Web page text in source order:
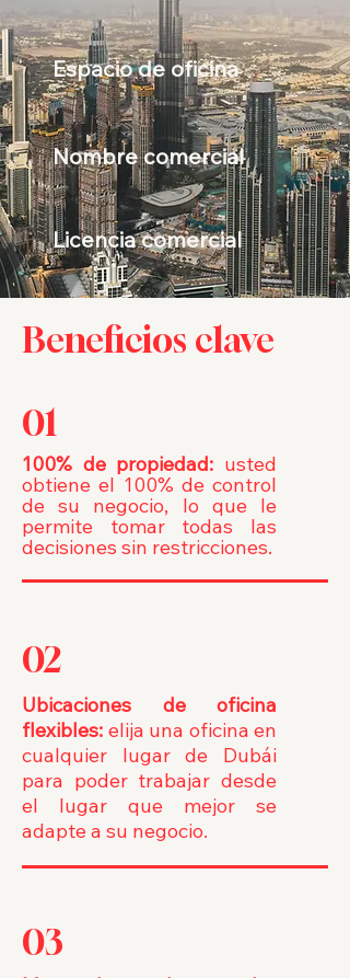
Espacio de oficina
Nombre comercial
Licencia comercial
Beneficios clave
01
100% de propiedad: usted
obtiene el 100% de control
de su negocio, lo que le
permite tomar todas las
decisiones sin restricciones.
02
Ubicaciones de oficina
flexibles: elija una oficina en
cualquier lugar de Dubái
para poder trabajar desde
el lugar que mejor se
adapte a su negocio.
03